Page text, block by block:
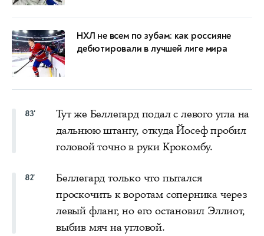
НХЛ не всем по зубам: как россияне
дебютировали в лучшей лиге мира
83'
Тут же Беллегард подал с левого угла на
дальнюю штангу, откуда Йосеф пробил
головой точно в руки Крокомбу.
82'
Беллегард только что пытался
проскочить к воротам соперника через
левый фланг, но его остановил Эллиот,
выбив мяч на угловой.